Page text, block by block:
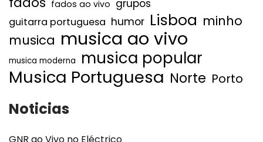
fados ao vivo grupos
guitarra portuguesa humor Lisboa minho
musica musica ao vivo
musica moderna musica popular
Musica Portuguesa Norte Porto
Noticias